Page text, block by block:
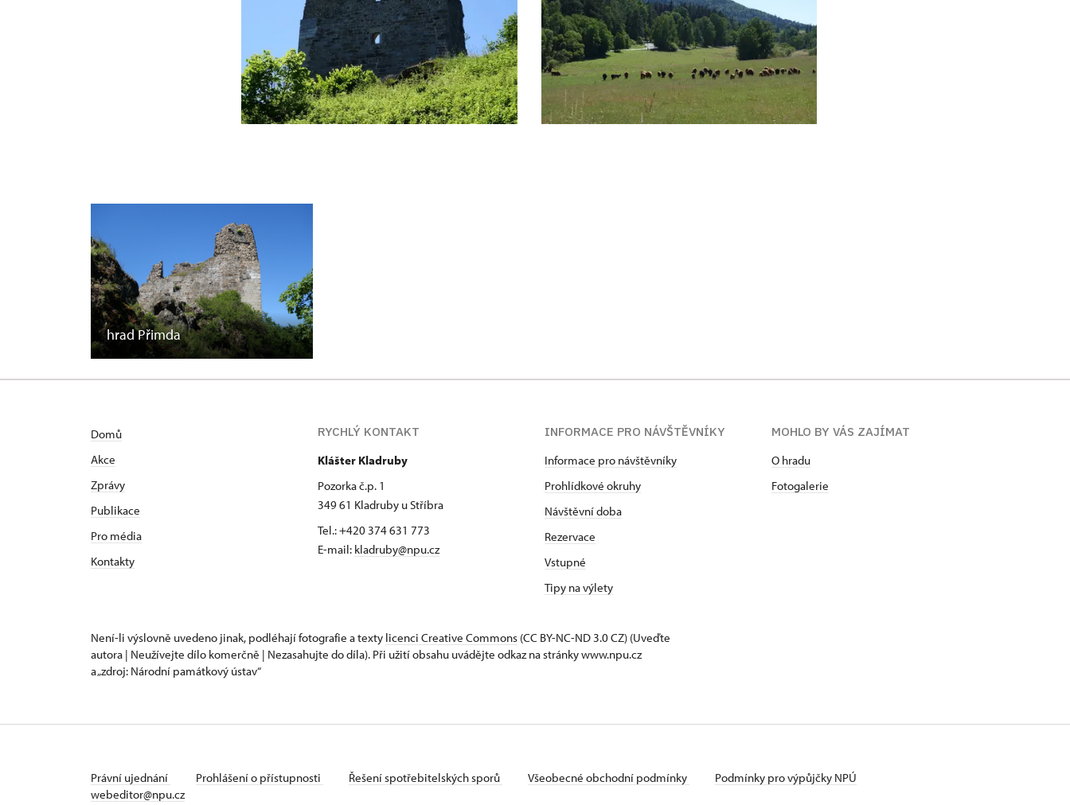
hrad Přimda
Domů
Akce
Zprávy
Publikace
Pro média
Kontakty
RYCHLÝ KONTAKT
Klášter Kladruby
Pozorka č.p. 1
349 61 Kladruby u Stříbra
Tel.: +420 374 631 773
E-mail: kladruby@npu.cz
INFORMACE PRO NÁVŠTĚVNÍKY
Informace pro návštěvníky
Prohlídkové okruhy
Návštěvní doba
Rezervace
Vstupné
Tipy na výlety
MOHLO BY VÁS ZAJÍMAT
O hradu
Fotogalerie
Není-li výslovně uvedeno jinak, podléhají fotografie a texty licenci Creative Commons (CC BY-NC-ND 3.0 CZ) (Uveďte
autora | Neužívejte dílo komerčně | Nezasahujte do díla). Při užití obsahu uvádějte odkaz na stránky www.npu.cz
a „zdroj: Národní památkový ústav“
Právní ujednání Prohlášení o přístupnosti Řešení spotřebitelských sporů Všeobecné obchodní podmínky
Podmínky pro výpůjčky NPÚ
webeditor@npu.cz